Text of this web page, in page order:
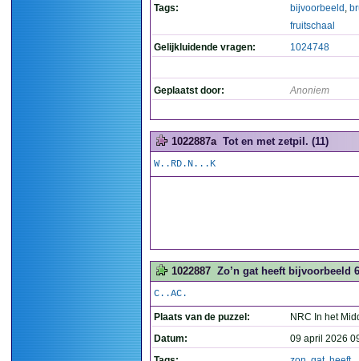
Tags:
bijvoorbeeld ,
fruitschaal
Gelijkluidende vragen:
1024748
Geplaatst door: Anoniem
1022887a Tot en met zetpil. (11)
W..RD.N...K
1022887 Zo’n gat heeft bijvoorbeeld
C..AC.
Plaats van de puzzel:
NRC In het
Datum:
09 april 2026